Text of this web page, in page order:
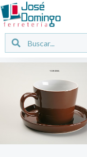
Ir
al
contenido
Buscar Buscar